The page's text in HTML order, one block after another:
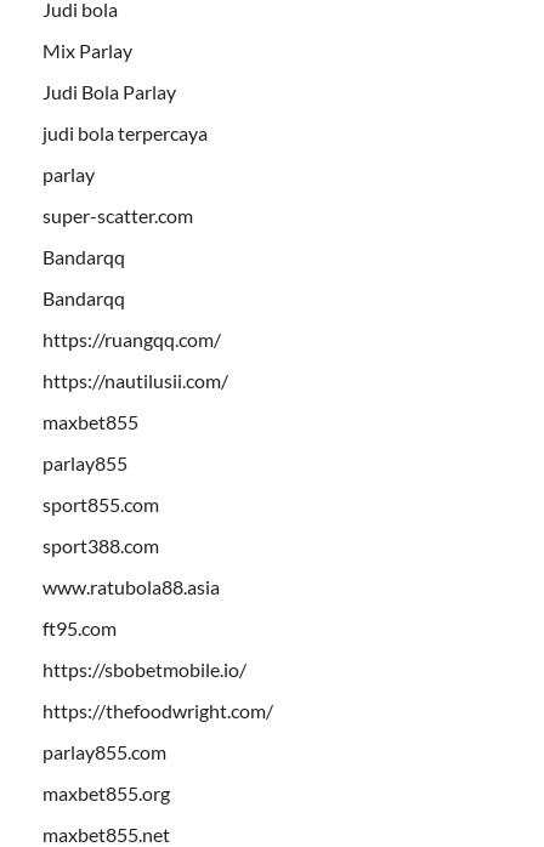
Judi bola
Mix Parlay
Judi Bola Parlay
judi bola terpercaya
parlay
super-scatter.com
Bandarqq
Bandarqq
https://ruangqq.com/
https://nautilusii.com/
maxbet855
parlay855
sport855.com
sport388.com
www.ratubola88.asia
ft95.com
https://sbobetmobile.io/
https://thefoodwright.com/
parlay855.com
maxbet855.org
maxbet855.net